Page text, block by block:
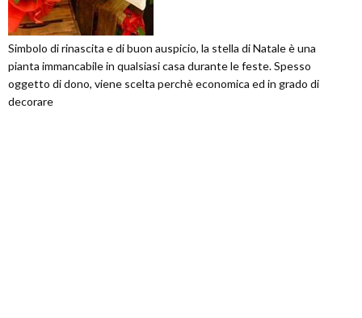
Simbolo di rinascita e di buon auspicio, la stella di Natale è una
pianta immancabile in qualsiasi casa durante le feste. Spesso
oggetto di dono, viene scelta perchè economica ed in grado di
decorare